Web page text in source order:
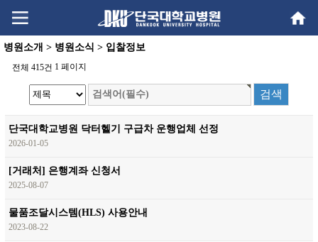
content
menu
병원소개 > 병원소식 > 입찰정보
전체 415건 1 페이지
단국대학교병원 닥터헬기 구급차 운행업체 선정
2026-01-05
[거래처] 은행계좌 신청서
2025-08-07
물품조달시스템(HLS) 사용안내
2023-08-22